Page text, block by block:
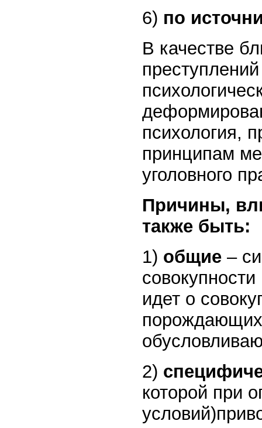
6) по
В качестве
психология,
принципам
уголовного
Причины,
также быть:
1) общие –
идет о
порождающих
2)
которой при